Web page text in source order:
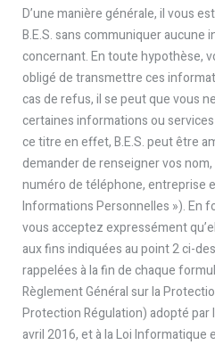
D’une manière générale, il vous
B.E.S. sans communiquer
concernant. En toute hypothèse,
obligé de transmettre ces
cas de refus, il se peut que vous
certaines informations ou
ce titre en effet, B.E.S. peut être
demander de renseigner vos
numéro de téléphone, entreprise
Informations Personnelles »). En
vous acceptez expressément
aux fins indiquées au point 2 ci-
rappelées à la fin de chaque
Règlement Général sur la
Protection Régulation) adopté
avril 2016, et à la Loi Informatique